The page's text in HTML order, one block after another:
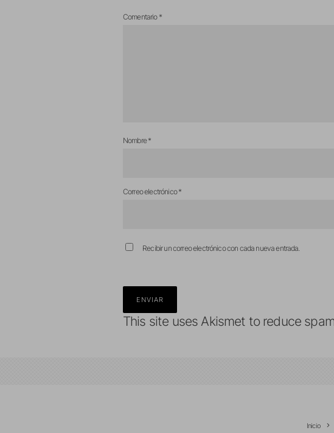
Comentario *
Nombre*
Correo electrónico*
Recibir un correo electrónico con cada nueva entrada.
This site uses Akismet to reduce
Inicio